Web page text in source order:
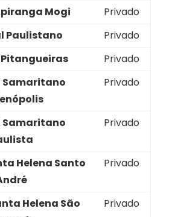
Mogi
Privado
Paulistano
Privado
Privado
Samaritano
Privado
Samaritano
Privado
Helena Santo
Privado
Helena São
Privado